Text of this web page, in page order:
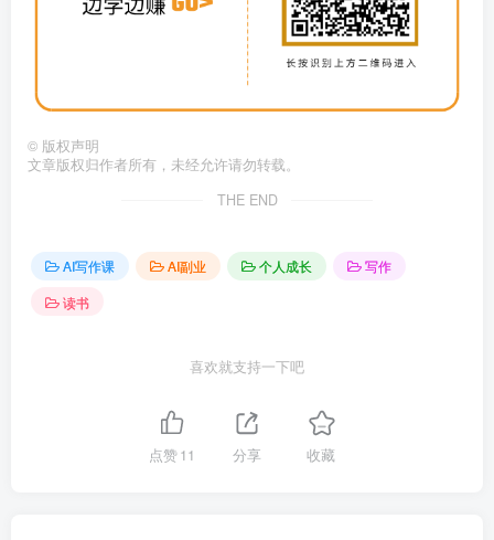
© 版权声明
文章版权归作者所有，未经允许请勿转载。
THE END
AI写作课 AI副业 个人成长
写作
读书
喜欢就支持一下吧
点赞11 分享 收藏